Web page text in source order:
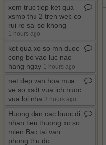
xem truc tiep ket qua
xsmb thu 2 tren web co
rui ro sai so khong
1 hours ago
ket qua xo so mn duoc
cong bo vao luc nao
hang ngay 1 hours ago
net dep van hoa mua
ve so xsdt vua ich nuoc
vua loi nha 3 hours ago
Huong dan cac buoc di
nhan tien thuong xo so
mien Bac tai van
phong thu do